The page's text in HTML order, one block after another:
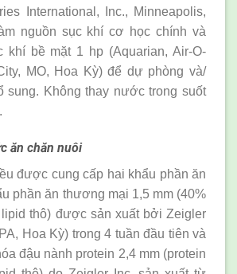
International, Inc., Minneapolis,
nguồn sục khí cơ học chính và
khí bề mặt 1 hp (Aquarian, Air-O-
MO, Hoa Kỳ) để dự phòng và/
sung. Không thay nước trong suốt
ăn chăn nuôi
được cung cấp hai khẩu phần ăn
phần ăn thương mại 1,5 mm (40%
lipid thô) được sản xuất bởi Zeigler
Hoa Kỳ) trong 4 tuần đầu tiên và
đậu nành protein 2,4 mm (protein